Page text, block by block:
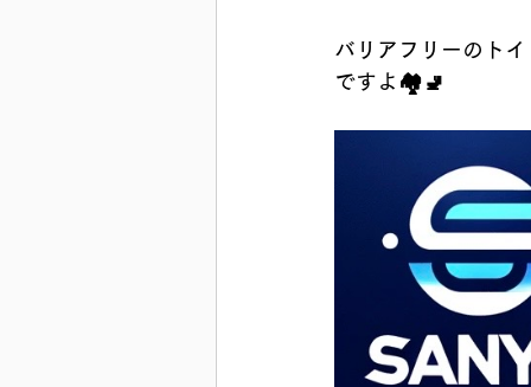
バリアフリーのト
ですよ🏘️🚽